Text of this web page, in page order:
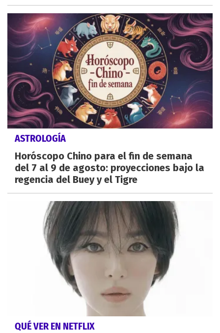
ASTROLOGÍA
Horóscopo Chino para el fin de semana
del 7 al 9 de agosto: proyecciones bajo la
regencia del Buey y el Tigre
QUÉ VER EN NETFLIX